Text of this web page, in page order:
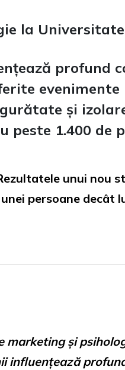
la
profund
evenimente
și
peste 1.400 de
unui nou
persoane decât
marketing și
influențează